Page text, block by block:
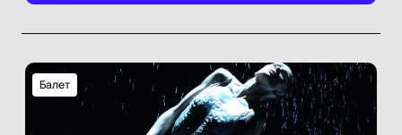
Балет